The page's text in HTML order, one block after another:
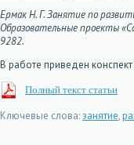
Ермак Н. Г. Занятие по
Образовательные проекты
9282.
В работе приведен
Полный текст статьи
Ключевые слова:занятие,